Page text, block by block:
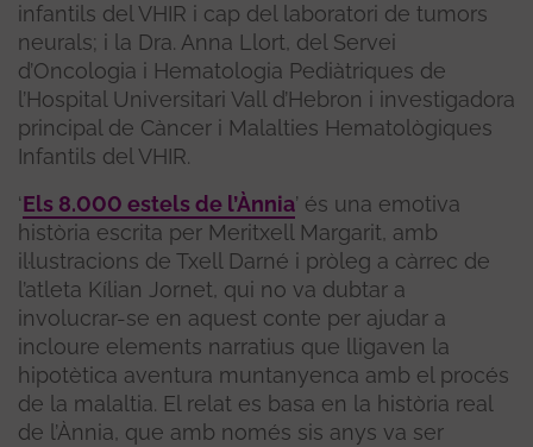
infantils del VHIR i cap del laboratori de tumors
neurals; i la Dra. Anna Llort, del Servei
d’Oncologia i Hematologia Pediàtriques de
l’Hospital Universitari Vall d’Hebron i investigadora
principal de Càncer i Malalties Hematològiques
Infantils del VHIR.
‘Els 8.000 estels de l’Ànnia’ és una emotiva
història escrita per Meritxell Margarit, amb
il·lustracions de Txell Darné i pròleg a càrrec de
l’atleta Kílian Jornet, qui no va dubtar a
involucrar-se en aquest conte per ajudar a
incloure elements narratius que lligaven la
hipotètica aventura muntanyenca amb el procés
de la malaltia. El relat es basa en la història real
de l’Ànnia, que amb només sis anys va ser